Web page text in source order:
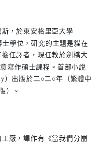
，於東安格里亞大學
學位，研究的主題是貓在
任譯者，現任教於劍橋大
寫作碩士課程。首部小說
）出版於二○二○年（繁體中
）。
廠，譯作有《當我們分崩